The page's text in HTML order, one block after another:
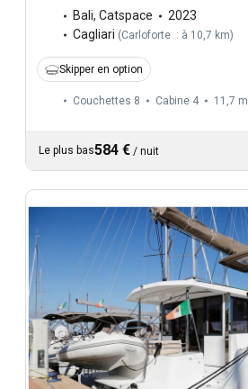
Bali, Catspace
2023
Cagliari (Carloforte : à 10,7 km)
Skipper en option
Couchettes 8 Cabine 4 11,7 m
Le plus bas584 € / nuit